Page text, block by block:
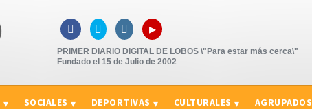
   ▸
PRIMER DIARIO DIGITAL DE LOBOS \"Para estar más cerca\"
Fundado el 15 de Julio de 2002
SOCIALES DEPORTIVAS CULTURALES AGRUPADOS